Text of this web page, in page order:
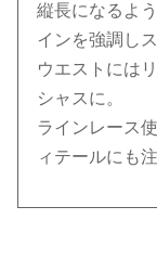
縦長になるよ
インを強調し
ウエストには
シャスに。
ラインレース
ィテールにも